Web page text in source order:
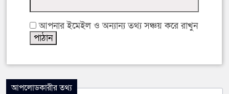
আপনার ইমেইল ও অন্যান্য তথ্য সঞ্চয় করে রাখুন
আপলোডকারীর তথ্য